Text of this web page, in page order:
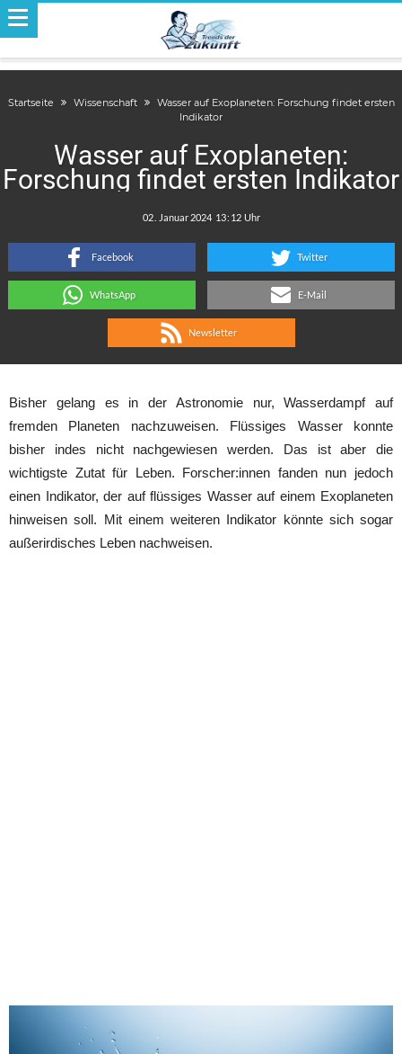
Startseite Wissenschaft
Wasser auf Exoplaneten: Forschung findet ersten
Indikator
Wasser auf Exoplaneten:
Forschung findet ersten Indikator
:
Facebook Twitter
WhatsApp E-Mail
Newsletter
Bisher gelang es in der Astronomie nur, Wasserdampf auf
fremden Planeten nachzuweisen. Flüssiges Wasser konnte
bisher indes nicht nachgewiesen werden. Das ist aber die
wichtigste Zutat für Leben. Forscher:innen fanden nun jedoch
einen Indikator, der auf flüssiges Wasser auf einem Exoplaneten
hinweisen soll. Mit einem weiteren Indikator könnte sich sogar
außerirdisches Leben nachweisen.